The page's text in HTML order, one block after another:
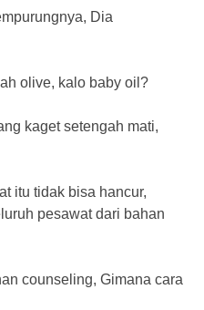
Dia
olive, kalo baby oil?
kaget setengah mati,
itu tidak bisa hancur,
pesawat dari bahan
counseling, Gimana cara